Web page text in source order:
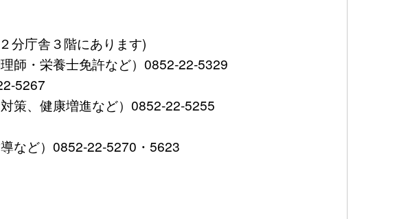
庁舎３階にあります)
師・栄養士免許など）0852-22-5329
5267
策、健康増進など）0852-22-5255
など）0852-22-5270・5623